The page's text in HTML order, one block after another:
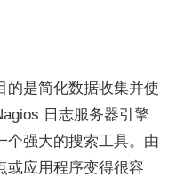
的是简化数据收集并使
日志服务器引擎
个强大的搜索工具。由
或应用程序变得很容